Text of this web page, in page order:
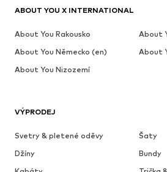
VÝPRODEJ
Svetry & pletené oděvy
Šaty
Džíny
Bundy
ABOUT YOU X INTERNATIONAL
About You Rakousko
About
About You Německo (en)
About
About You Nizozemí